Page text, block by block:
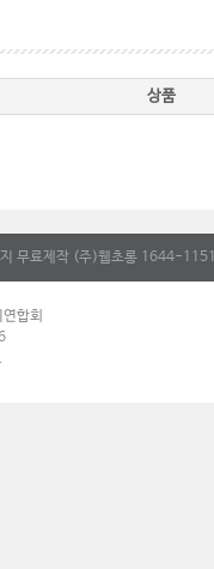
상품
무료제작 (주)웹초롱 1644-1151
합회